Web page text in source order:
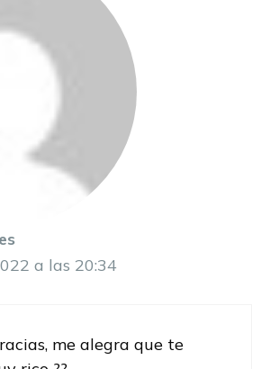
a las 20:34
me alegra que te